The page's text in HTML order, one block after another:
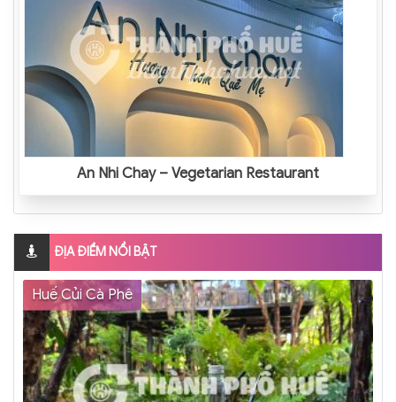
An Nhi Chay – Vegetarian Restaurant
ĐỊA ĐIỂM NỔI BẬT
Huế Củi Cà Phê